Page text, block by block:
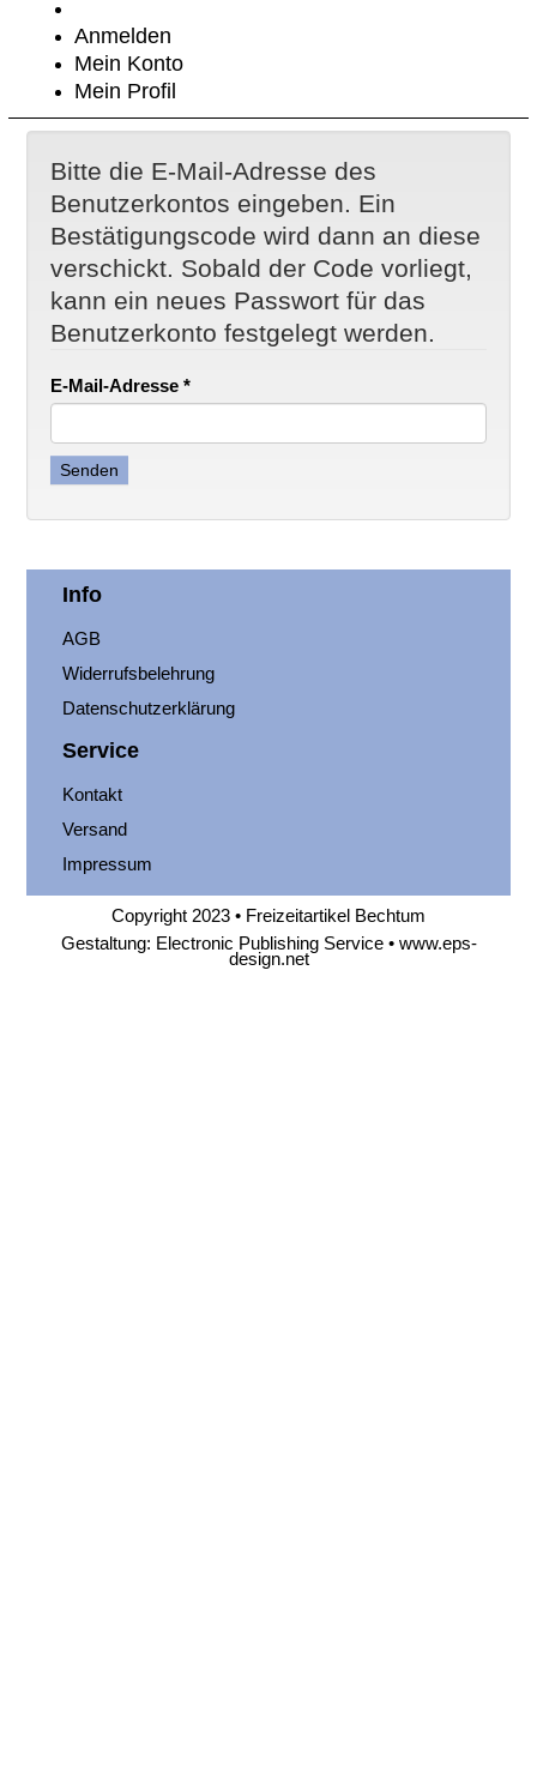
Anmelden
Mein Konto
Mein Profil
Bitte die E-Mail-Adresse des
Benutzerkontos eingeben. Ein
Bestätigungscode wird dann an diese
verschickt. Sobald der Code vorliegt,
kann ein neues Passwort für das
Benutzerkonto festgelegt werden.
E-Mail-Adresse *
Senden
Info
AGB
Widerrufsbelehrung
Datenschutzerklärung
Service
Kontakt
Versand
Impressum
Copyright 2023 • Freizeitartikel Bechtum
Gestaltung: Electronic Publishing Service • www.eps-
design.net